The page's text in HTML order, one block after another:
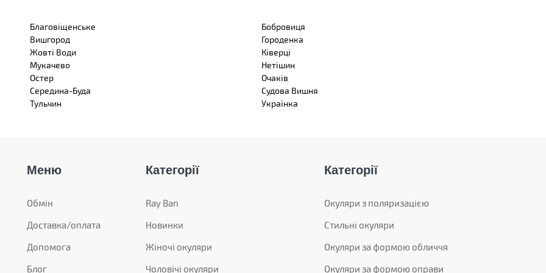
Благовіщенське
Бобровиця
Вишгород
Городенка
Жовті Води
Ківерці
Мукачево
Нетішин
Остер
Очаків
Середина-Буда
Судова Вишня
Тульчин
Українка
Меню
Обмін
Доставка/оплата
Допомога
Блог
Категорії
Ray Ban
Новинки
Жіночі окуляри
Чоловічі окуляри
Категорії
Окуляри з поляризацією
Стильні окуляри
Окуляри за формою обличчя
Окуляри за формою оправи